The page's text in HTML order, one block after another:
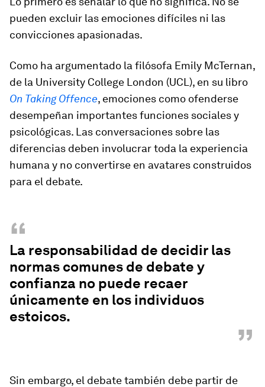
pueden excluir las emociones difíciles ni las
convicciones apasionadas.
Como ha argumentado la filósofa Emily McTernan,
de la University College London (UCL), en su libro
On Taking Offence, emociones como ofenderse
desempeñan importantes funciones sociales y
psicológicas. Las conversaciones sobre las
diferencias deben involucrar toda la experiencia
humana y no convertirse en avatares construidos
para el debate.
“
La responsabilidad de decidir las
normas comunes de debate y
confianza no puede recaer
únicamente en los individuos
estoicos.
”
Sin embargo, el debate también debe partir de